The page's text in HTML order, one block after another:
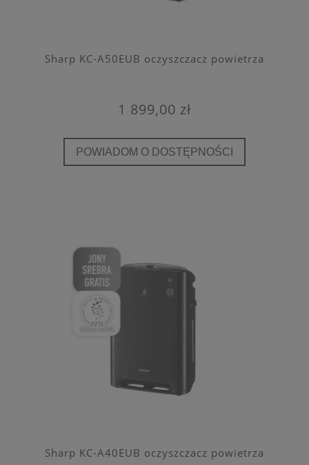
Sharp KC-A50EUB oczyszczacz powietrza
1 899,00 zł
POWIADOM O DOSTĘPNOŚCI
Sharp KC-A40EUB oczyszczacz powietrza